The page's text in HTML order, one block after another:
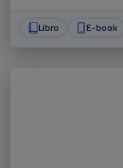
Libro E-book